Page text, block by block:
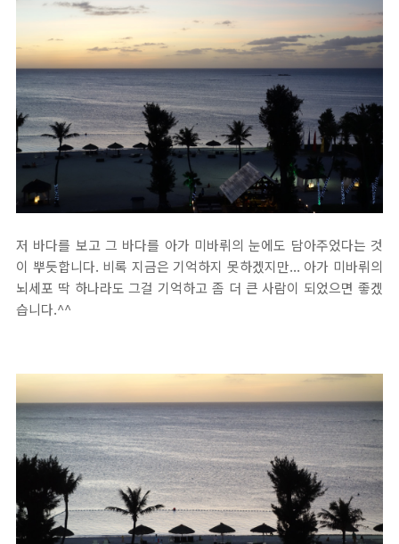
저 바다를 보고 그 바다를 아가 미바뤼의 눈에도 담아주었다는 것
이 뿌듯합니다. 비록 지금은 기억하지 못하겠지만... 아가 미바뤼의
뇌세포 딱 하나라도 그걸 기억하고 좀 더 큰 사람이 되었으면 좋겠
습니다.^^